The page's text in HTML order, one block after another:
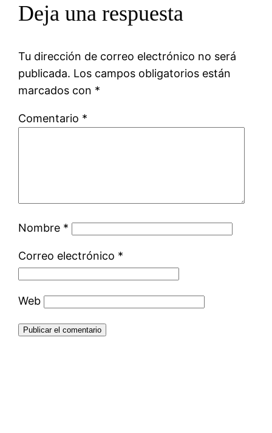
Deja una respuesta
Tu dirección de correo electrónico no será
publicada. Los campos obligatorios están
marcados con *
Comentario *
Nombre *
Correo electrónico *
Web